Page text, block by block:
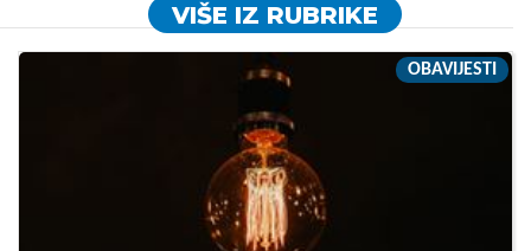
VIŠE IZ RUBRIKE
OBAVIJESTI